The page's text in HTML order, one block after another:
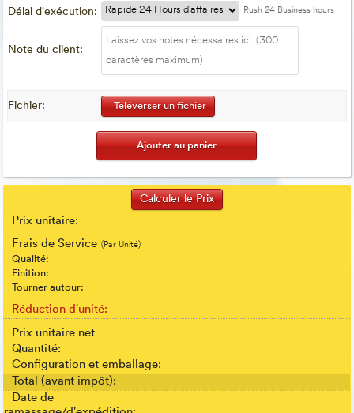
Délai d'exécution:
Rush 24 Business hours
Note du client:
Fichier: Téléverser un fichier
Prix unitaire:
Frais de Service (Par Unité)
Qualité:
Finition:
Tourner autour:
Réduction d'unité:
Prix unitaire net
Quantité:
Configuration et emballage:
Total (avant impôt):
Date de